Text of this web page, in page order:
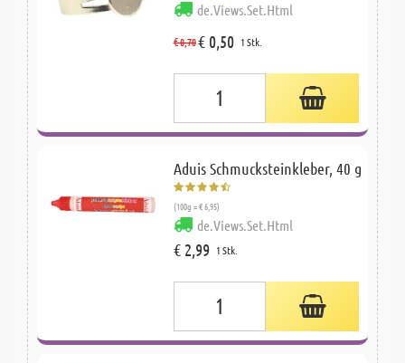
de.Views.Set.Html
€ 0,70€ 0,50 1 Stk.
Aduis Schmucksteinkleber, 40 g
(100g = € 6,95)
de.Views.Set.Html
€ 2,99 1 Stk.